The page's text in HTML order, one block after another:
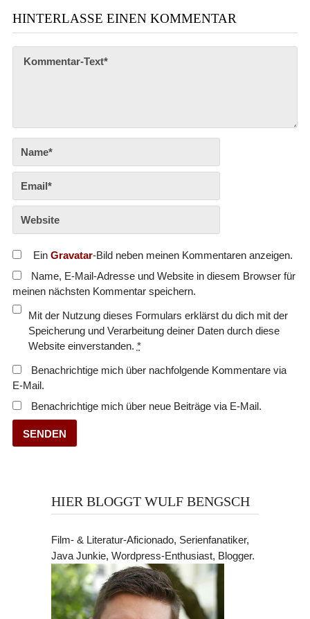
HINTERLASSE EINEN KOMMENTAR
Ein Gravatar-Bild neben meinen Kommentaren anzeigen.
Name, E-Mail-Adresse und Website in diesem Browser für
meinen nächsten Kommentar speichern.
Mit der Nutzung dieses Formulars erklärst du dich mit der
Speicherung und Verarbeitung deiner Daten durch diese
Website einverstanden. *
Benachrichtige mich über nachfolgende Kommentare via
E-Mail.
Benachrichtige mich über neue Beiträge via E-Mail.
HIER BLOGGT WULF BENGSCH
Film- & Literatur-Aficionado, Serienfanatiker,
Java Junkie, Wordpress-Enthusiast, Blogger.